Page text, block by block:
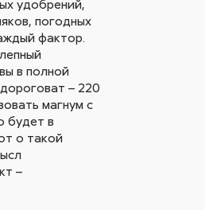
удобрений,
погодных
фактор.
в полной
– 220
магнум с
будет в
о такой
–